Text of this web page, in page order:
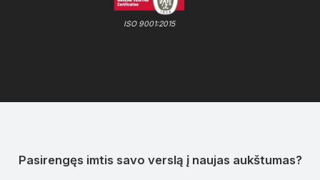
ISO 9001:2015
Pasirengęs imtis savo verslą į naujas aukštumas?